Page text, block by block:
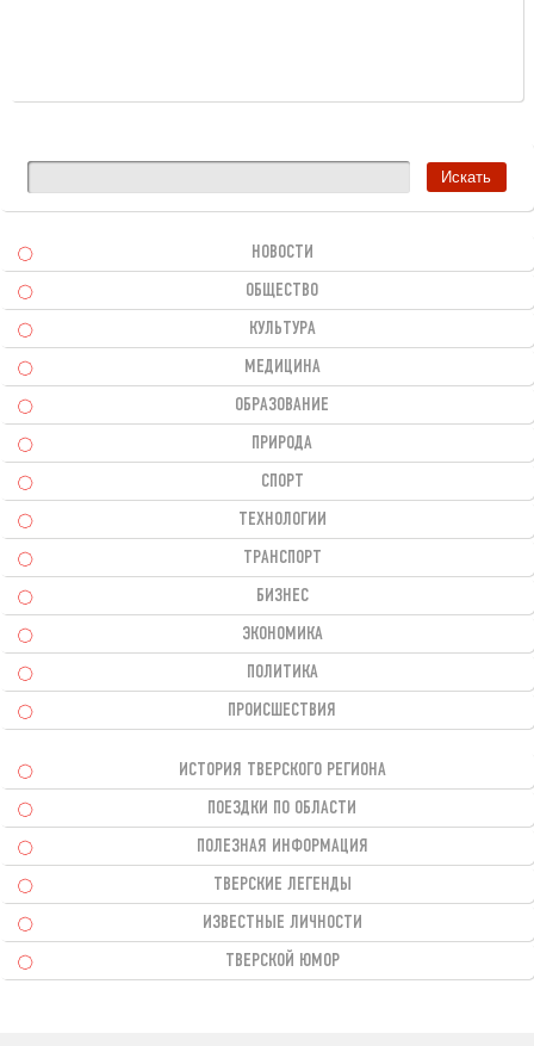
НОВОСТИ
ОБЩЕСТВО
КУЛЬТУРА
МЕДИЦИНА
ОБРАЗОВАНИЕ
ПРИРОДА
СПОРТ
ТЕХНОЛОГИИ
ТРАНСПОРТ
БИЗНЕС
ЭКОНОМИКА
ПОЛИТИКА
ПРОИСШЕСТВИЯ
ИСТОРИЯ ТВЕРСКОГО РЕГИОНА
ПОЕЗДКИ ПО ОБЛАСТИ
ПОЛЕЗНАЯ ИНФОРМАЦИЯ
ТВЕРСКИЕ ЛЕГЕНДЫ
ИЗВЕСТНЫЕ ЛИЧНОСТИ
ТВЕРСКОЙ ЮМОР